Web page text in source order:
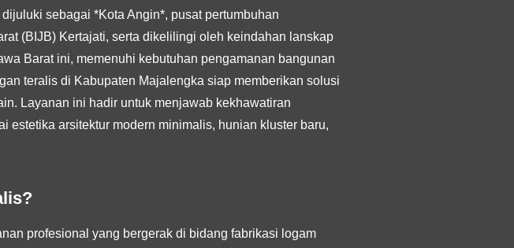
sebagai *Kota Angin*, pusat pertumbuhan
(BIJB) Kertajati, serta dikelilingi oleh keindahan lanskap
Barat ini, memenuhi kebutuhan pengamanan bangunan
teralis di Kabupaten Majalengka siap memberikan solusi
Layanan ini hadir untuk menjawab kekhawatiran
estetika arsitektur modern minimalis, hunian kluster baru,
profesional yang bergerak di bidang fabrikasi logam